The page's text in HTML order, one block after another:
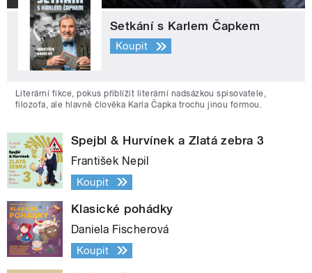
Setkání s Karlem Čapkem
Koupit
Literární fikce, pokus přiblížit literární nadsázkou spisovatele,
filozofa, ale hlavně člověka Karla Čapka trochu jinou formou.
Spejbl & Hurvínek a Zlatá zebra 3
František Nepil
Koupit
Klasické pohádky
Daniela Fischerová
Koupit